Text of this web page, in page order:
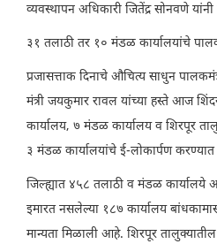
व्यवस्थापन अधिकारी जितेंद्र सोनवणे
३१ तलाठी तर १० मंडळ कार्यालयांचे
प्रजासत्ताक दिनाचे औचित्य साधुन
मंत्री जयकुमार रावल यांच्या हस्ते आज
कार्यालय, ७ मंडळ कार्यालय व शिरपूर
३ मंडळ कार्यालयांचे ई-लोकार्पण
जिल्ह्यात ४५८ तलाठी व मंडळ कार्यालये
इमारत नसलेल्या १८७ कार्यालय
मान्यता मिळाली आहे. शिरपूर